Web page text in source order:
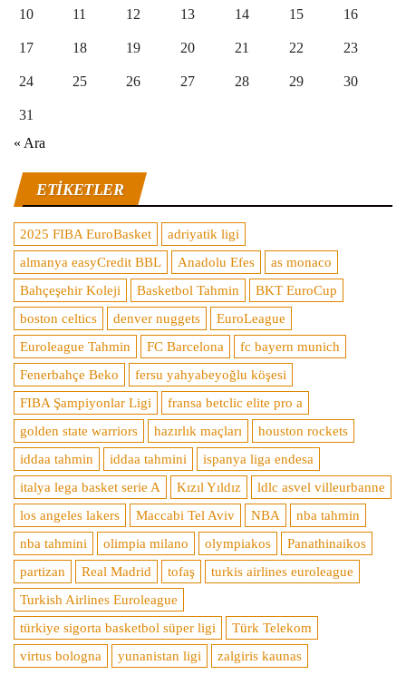
10 11 12 13 14 15 16
17 18 19 20 21 22 23
24 25 26 27 28 29 30
31
« Ara
ETIKETLER
2025 FIBA EuroBasket
adriyatik ligi
almanya easyCredit BBL
Anadolu Efes
as monaco
Bahçeşehir Koleji
Basketbol Tahmin
BKT EuroCup
boston celtics
denver nuggets
EuroLeague
Euroleague Tahmin
FC Barcelona
fc bayern munich
Fenerbahçe Beko
fersu yahyabeyoğlu köşesi
FIBA Şampiyonlar Ligi
fransa betclic elite pro a
golden state warriors
hazırlık maçları
houston rockets
iddaa tahmin
iddaa tahmini
ispanya liga endesa
italya lega basket serie A
Kızıl Yıldız
ldlc asvel villeurbanne
los angeles lakers
Maccabi Tel Aviv NBA
nba tahmin
nba tahmini
olimpia milano olympiakos
Panathinaikos
partizan
Real Madrid tofaş
turkis airlines euroleague
Turkish Airlines Euroleague
türkiye sigorta basketbol süper ligi
Türk Telekom
virtus bologna
yunanistan ligi zalgiris kaunas